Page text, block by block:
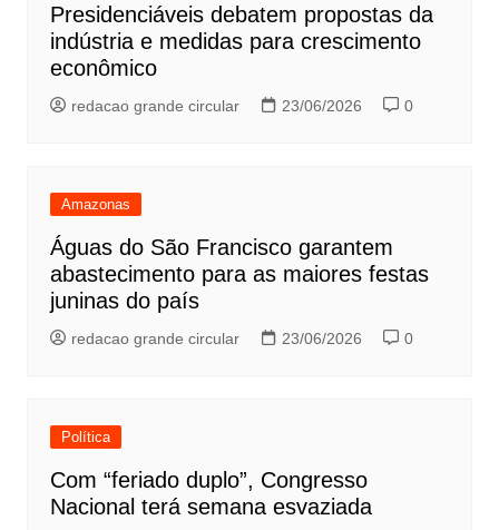
Presidenciáveis debatem propostas da
indústria e medidas para crescimento
econômico
redacao grande circular 23/06/2026 0
Amazonas
Águas do São Francisco garantem
abastecimento para as maiores festas
juninas do país
redacao grande circular 23/06/2026 0
Política
Com “feriado duplo”, Congresso
Nacional terá semana esvaziada